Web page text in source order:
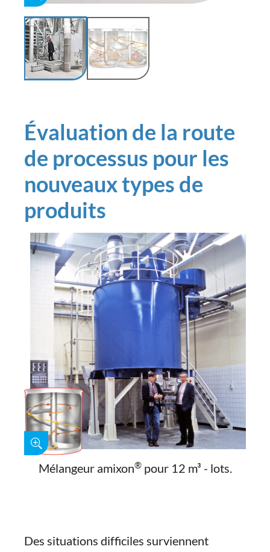
Évaluation de la route
de processus pour les
nouveaux types de
produits
Mélangeur amixon®pour 12 m³ - lots.
Des situations difficiles surviennent